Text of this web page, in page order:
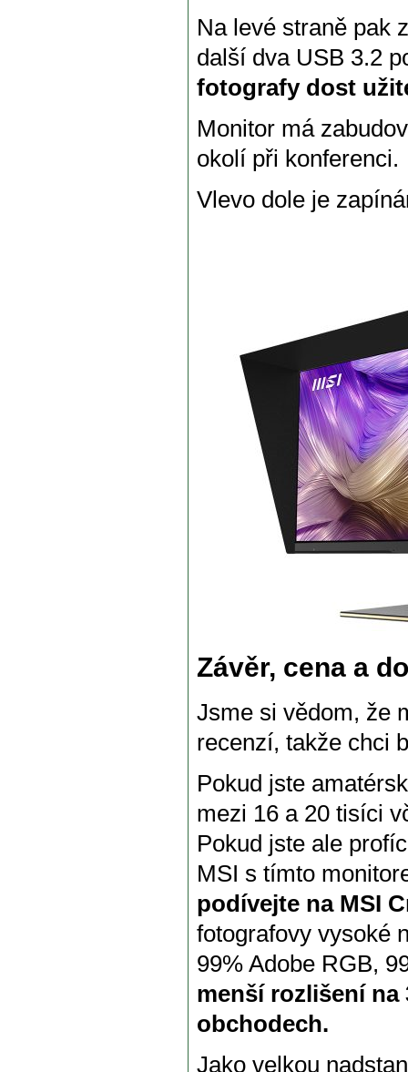
Na levé straně pak
další dva USB 3.2
fotografy dost
Monitor má
okolí při konferenci.
Vlevo dole je
Závěr, cena a
Jsme si vědom, že
recenzí, takže chci
Pokud jste
mezi 16 a 20 tisíci
Pokud jste ale
MSI s tímto
podívejte na MSI
fotografovy vysoké
99% Adobe RGB,
menší rozlišení na
obchodech.
Jako velkou